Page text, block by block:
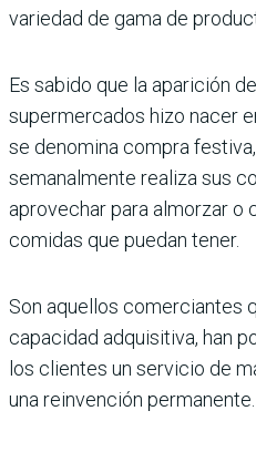
variedad de gama de
Es sabido que la aparición
supermercados hizo nacer
se denomina compra
semanalmente realiza sus
aprovechar para almorzar o
comidas que puedan tener.
Son aquellos comerciantes
capacidad adquisitiva, han
los clientes un servicio de
una reinvención permanente.